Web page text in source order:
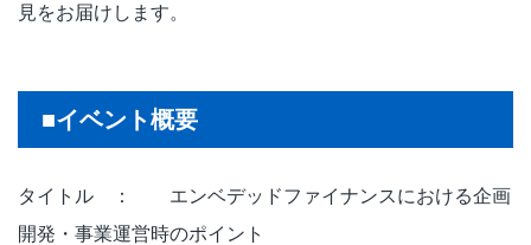
見をお届けします。
■イベント概要
タイトル ： エンベデッドファイナンスにおける企画
開発・事業運営時のポイント